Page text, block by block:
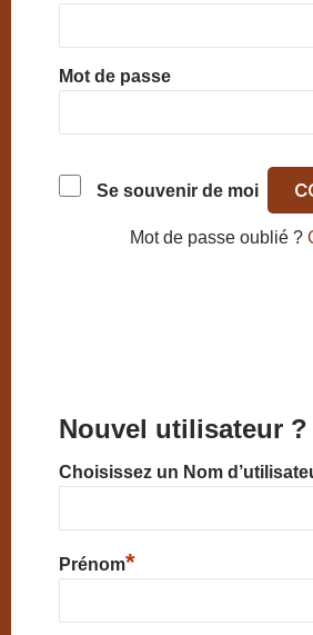
Mot de passe
Se souvenir de moi
Mot de passe oublié ?
Nouvel utilisateur ?
Choisissez un Nom
Prénom*